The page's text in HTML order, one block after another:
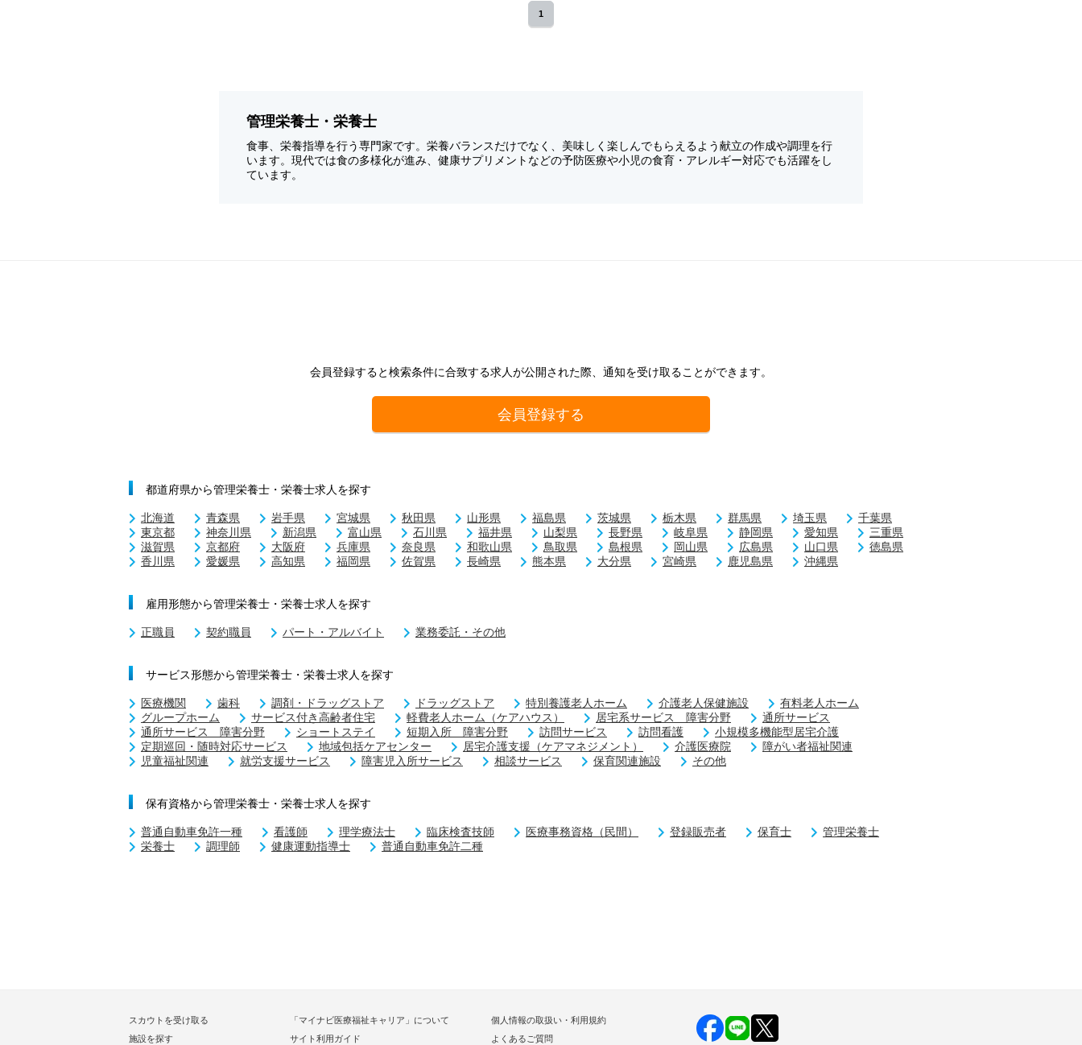
1
管理栄養士・栄養士
食事、栄養指導を行う専門家です。栄養バランスだけでなく、美味しく楽しんでもらえるよう献立の作成や調理を行
います。現代では食の多様化が進み、健康サプリメントなどの予防医療や小児の食育・アレルギー対応でも活躍をし
ています。
会員登録すると検索条件に合致する求人が公開された際、通知を受け取ることができます。
会員登録する
都道府県から管理栄養士・栄養士求人を探す
北海道 青森県 岩手県 宮城県 秋田県 山形県 福島県 茨城県 栃木県 群馬県 埼玉県
千葉県
東京都
神奈川県 新潟県 富山県 石川県 福井県 山梨県 長野県 岐阜県 静岡県 愛知県
三重県
滋賀県
京都府 大阪府 兵庫県 奈良県 和歌山県 鳥取県 島根県 岡山県 広島県 山口県
徳島県
香川県
愛媛県 高知県 福岡県 佐賀県 長崎県 熊本県 大分県 宮崎県 鹿児島県 沖縄県
雇用形態から管理栄養士・栄養士求人を探す
正職員 契約職員 パート・アルバイト 業務委託・その他
サービス形態から管理栄養士・栄養士求人を探す
医療機関 歯科 調剤・ドラッグストア ドラッグストア 特別養護老人ホーム 介護老人保健施設
有料老人ホーム
グループホーム
サービス付き高齢者住宅 軽費老人ホーム（ケアハウス） 居宅系サービス 障害分野
通所サービス
通所サービス 障害分野
ショートステイ 短期入所 障害分野 訪問サービス 訪問看護
小規模多機能型居宅介護
定期巡回・随時対応サービス
地域包括ケアセンター 居宅介護支援（ケアマネジメント） 介護医療院
障がい者福祉関連
児童福祉関連
就労支援サービス 障害児入所サービス 相談サービス 保育関連施設 その他
保有資格から管理栄養士・栄養士求人を探す
普通自動車免許一種 看護師 理学療法士 臨床検査技師 医療事務資格（民間） 登録販売者 保育士
管理栄養士
栄養士
調理師 健康運動指導士 普通自動車免許二種
スカウトを受け取る
施設を探す
「マイナビ医療福祉キャリア」について
サイト利用ガイド
個人情報の取扱い・利用規約
よくあるご質問